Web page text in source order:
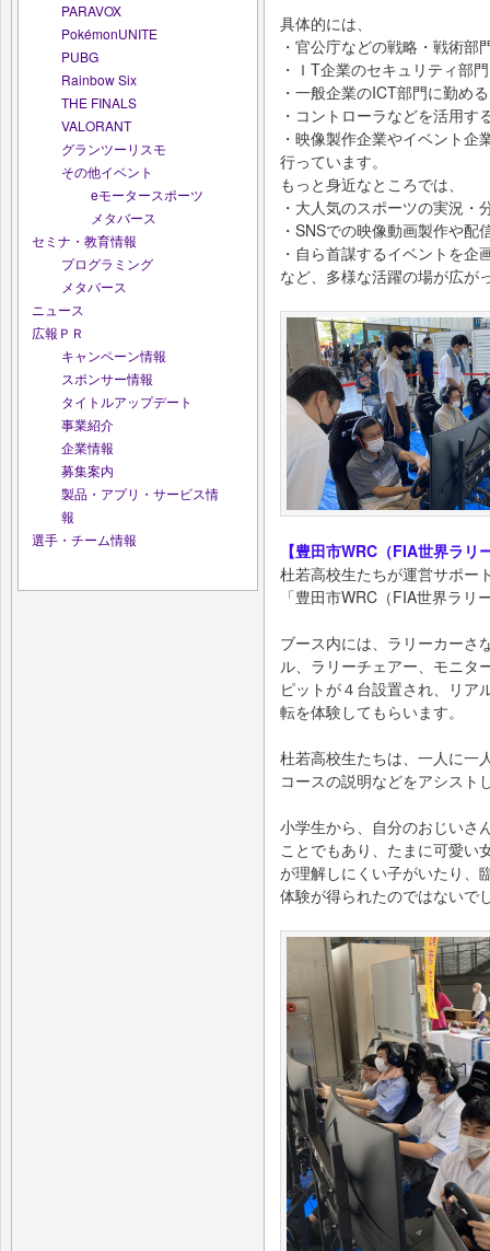
PARAVOX
PokémonUNITE
PUBG
Rainbow Six
THE FINALS
VALORANT
グランツーリスモ
その他イベント
eモータースポーツ
メタバース
セミナ・教育情報
プログラミング
メタバース
ニュース
広報ＰＲ
キャンペーン情報
スポンサー情報
タイトルアップデート
事業紹介
企業情報
募集案内
製品・アプリ・サービス情
報
選手・チーム情報
具体的には、
・官公庁などの戦略・戦術
・ＩT企業のセキュリティ部
・一般企業のICT部門に勤
・コントローラなどを活用
・映像製作企業やイベント
行っています。
もっと身近なところでは、
・大人気のスポーツの実況
・SNSでの映像動画製作や
・自ら首謀するイベントを
など、多様な活躍の場が広が
【豊田市WRC（FIA世界ラ
杜若高校生たちが運営サポー
「豊田市WRC（FIA世界ラ
ブース内には、ラリーカーさ
ル、ラリーチェアー、モニタ
ピットが４台設置され、リア
転を体験してもらいます。
杜若高校生たちは、一人に一
コースの説明などをアシスト
小学生から、自分のおじいさ
ことでもあり、たまに可愛い
が理解しにくい子がいたり、
体験が得られたのではないで